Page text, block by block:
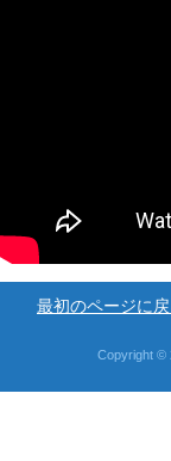
最初のページに戻
Copyright ©